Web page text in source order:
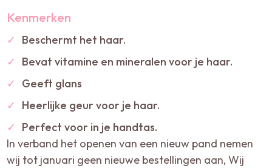
Kenmerken
✓
Beschermt het haar.
✓
Bevat vitamine en mineralen voor je haar.
✓
Geeft glans
✓
Heerlijke geur voor je haar.
✓
Perfect voor in je handtas.
In verband het openen van een nieuw pand nemen
wij tot januari geen nieuwe bestellingen aan, Wij